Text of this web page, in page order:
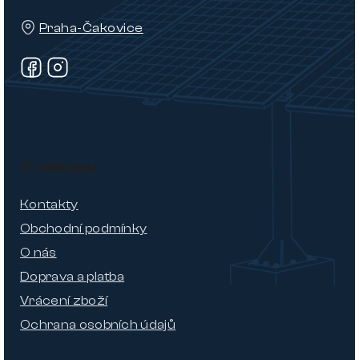
Praha-Čakovice
O nákupu
Kontakty
Obchodní podmínky
O nás
Doprava a platba
Vrácení zboží
Ochrana osobních údajů